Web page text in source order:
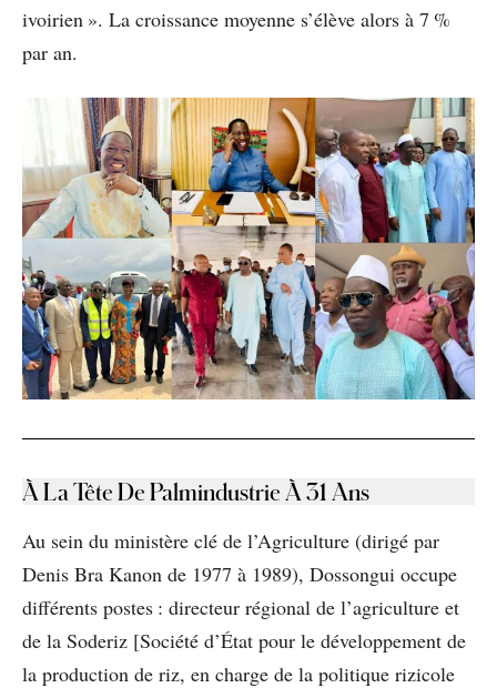
ivoirien ». La croissance moyenne s’élève alors à 7 %
par an.
À La Tête De Palmindustrie À 31 Ans
Au sein du ministère clé de l’Agriculture (dirigé par
Denis Bra Kanon de 1977 à 1989), Dossongui occupe
différents postes : directeur régional de l’agriculture et
de la Soderiz [Société d’État pour le développement de
la production de riz, en charge de la politique rizicole